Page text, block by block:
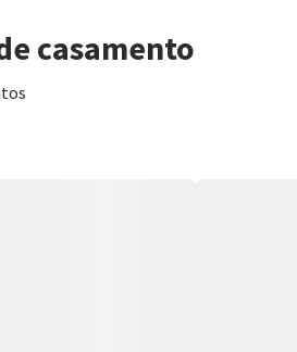
casamento